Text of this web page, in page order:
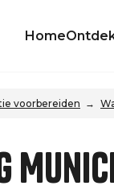
Home
voorbereiden